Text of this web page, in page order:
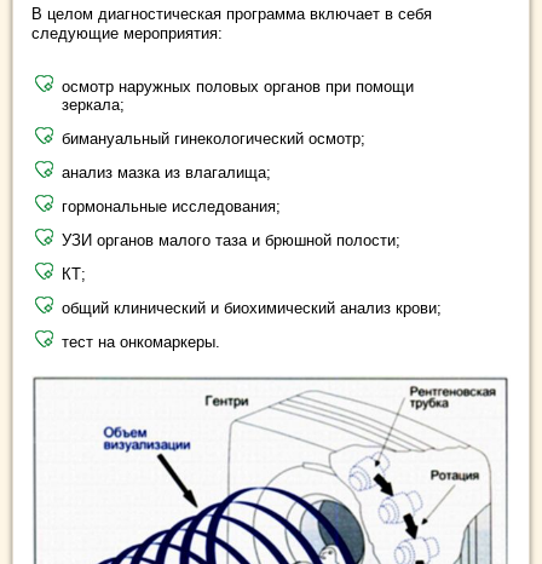
В целом диагностическая программа включает в себя
следующие мероприятия:
осмотр наружных половых органов при помощи
зеркала;
бимануальный гинекологический осмотр;
анализ мазка из влагалища;
гормональные исследования;
УЗИ органов малого таза и брюшной полости;
КТ;
общий клинический и биохимический анализ крови;
тест на онкомаркеры.